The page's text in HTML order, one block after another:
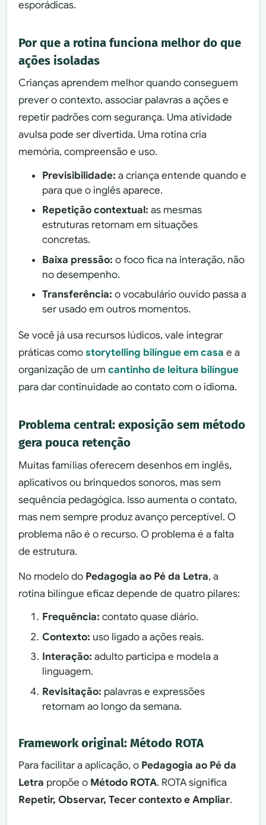
esporádicas.
Por que a rotina funciona melhor do que
ações isoladas
Crianças aprendem melhor quando conseguem
prever o contexto, associar palavras a ações e
repetir padrões com segurança. Uma atividade
avulsa pode ser divertida. Uma rotina cria
memória, compreensão e uso.
Previsibilidade: a criança entende quando e
para que o inglês aparece.
Repetição contextual: as mesmas
estruturas retornam em situações
concretas.
Baixa pressão: o foco fica na interação, não
no desempenho.
Transferência: o vocabulário ouvido passa a
ser usado em outros momentos.
Se você já usa recursos lúdicos, vale integrar
práticas comostorytelling bilíngue em casa e a
organização de umcantinho de leitura bilíngue
para dar continuidade ao contato com o idioma.
Problema central: exposição sem método
gera pouca retenção
Muitas famílias oferecem desenhos em inglês,
aplicativos ou brinquedos sonoros, mas sem
sequência pedagógica. Isso aumenta o contato,
mas nem sempre produz avanço perceptível. O
problema não é o recurso. O problema é a falta
de estrutura.
No modelo do Pedagogia ao Pé da Letra, a
rotina bilíngue eficaz depende de quatro pilares:
Frequência: contato quase diário.
Contexto: uso ligado a ações reais.
Interação: adulto participa e modela a
linguagem.
Revisitação: palavras e expressões
retornam ao longo da semana.
Framework original: Método ROTA
Para facilitar a aplicação, o Pedagogia ao Pé da
Letra propõe o Método ROTA. ROTA significa
Repetir, Observar, Tecer contexto e Ampliar.